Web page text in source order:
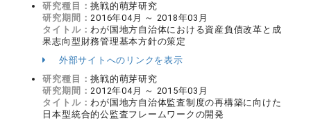
研究種目：挑戦的萌芽研究
研究期間：2016年04月 ～ 2018年03月
タイトル：わが国地方自治体における資産負債改革と成
果志向型財務管理基本方針の策定
外部サイトへのリンクを表示
研究種目：挑戦的萌芽研究
研究期間：2012年04月 ～ 2015年03月
タイトル：わが国地方自治体監査制度の再構築に向けた
日本型統合的公監査フレームワークの開発